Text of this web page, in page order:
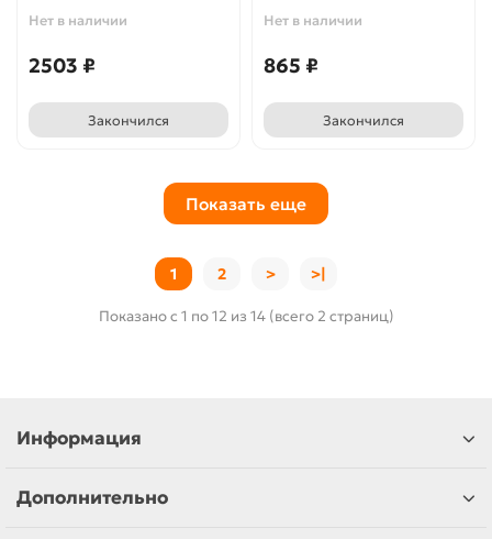
Нет в наличии
2503 ₽
Закончился
Нет в наличии
865 ₽
Закончился
Показать еще
1 2 > >|
Показано с 1 по 12 из 14 (всего 2 страниц)
Информация
Дополнительно